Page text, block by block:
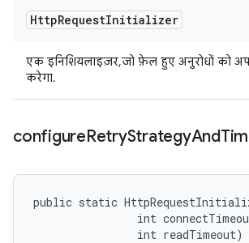
HttpRequestInitializer
एक इनिशियलाइज़र, जो फ़ेल हुए अनुरोधों को
करेगा.
configureRetryStrategyAnd
public static
int
                int readTimeout)